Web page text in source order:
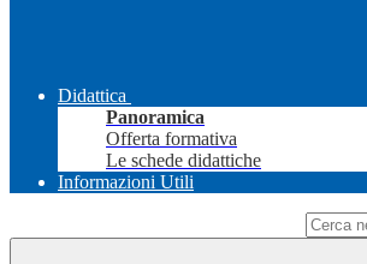
Didattica
Panoramica
Offerta formativa
Le schede didattiche
Informazioni Utili